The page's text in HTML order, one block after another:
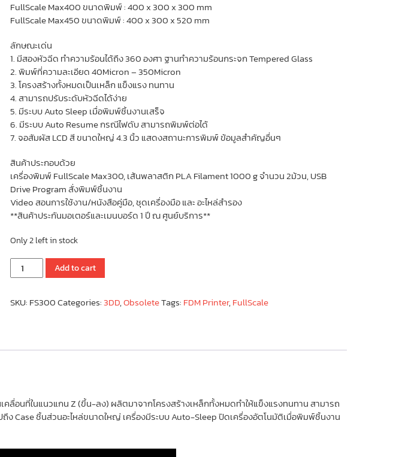
FullScale Max400 ขนาดพิมพ์ : 400 x 300 x 300 mm
FullScale Max450 ขนาดพิมพ์ : 400 x 300 x 520 mm
ลักษณะเด่น
1. มีสองหัวฉีด ทำความร้อนได้ถึง 360 องศา ฐานทำความร้อนกระจก Tempered Glass
2. พิมพ์ที่ความละเอียด 40Micron – 350Micron
3. โครงสร้างทั้งหมดเป็นเหล็ก แข็งแรง ทนทาน
4. สามารถปรับระดับหัวฉีดได้ง่าย
5. มีระบบ Auto Sleep เมื่อพิมพ์ชิ้นงานเสร็จ
6. มีระบบ Auto Resume กรณีไฟดับ สามารถพิมพ์ต่อได้
7. จอสัมผัส LCD สี ขนาดใหญ่ 4.3 นิ้ว แสดงสถานะการพิมพ์ ข้อมูลสำคัญอื่นๆ
สินค้าประกอบด้วย
เครื่องพิมพ์ FullScale Max300, เส้นพลาสติก PLA Filament 1000 g จำนวน 2ม้วน, USB
Drive Program สั่งพิมพ์ชิ้นงาน
Video สอนการใช้งาน/หนังสือคู่มือ, ชุดเครื่องมือ และ อะไหล่สำรอง
**สินค้าประกันมอเตอร์และเมนบอร์ด 1 ปี ณ ศูนย์บริการ**
Only 2 left in stock
FullScale
Max300
x
Touch
Screen
quantity
Add to cart
SKU: FS300Categories:3DD,ObsoleteTags: FDM Printer,FullScale
ลื่อนที่ในแนวแกน Z (ขึ้น-ลง) ผลิตมาจากโครงสร้างเหล็กทั้งหมดทำให้แข็งแรงทนทาน สามารถ
Case ชิ้นส่วนอะไหล่ขนาดใหญ่ เครื่องมีระบบ Auto-Sleep ปิดเครื่องอัตโนมัติเมื่อพิมพ์ชิ้นงาน